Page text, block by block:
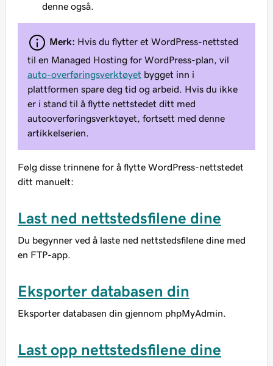
denne også.
Merk: Hvis du flytter et WordPress-nettsted
til en Managed Hosting for WordPress-plan, vil
auto-overføringsverktøyet bygget inn i
plattformen spare deg tid og arbeid. Hvis du ikke
er i stand til å flytte nettstedet ditt med
autooverføringsverktøyet, fortsett med denne
artikkelserien.
Følg disse trinnene for å flytte WordPress-nettstedet
ditt manuelt:
Last ned nettstedsfilene dine
Du begynner ved å laste ned nettstedsfilene dine med
en FTP-app.
Eksporter databasen din
Eksporter databasen din gjennom phpMyAdmin.
Last opp nettstedsfilene dine